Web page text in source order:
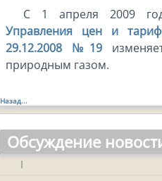
С 1 апреля 2009
Управления цен и
29.12.2008 №19
природным газом.
Назад...
Обсуждение
|